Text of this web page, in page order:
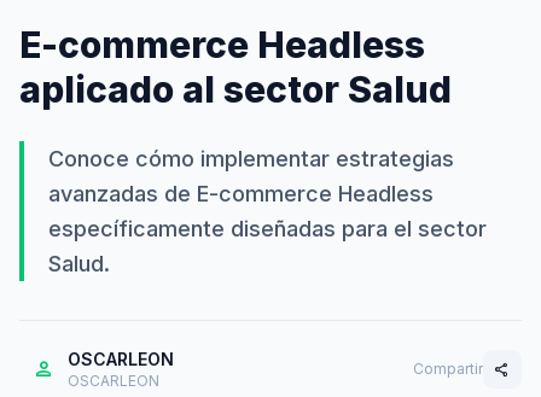
E-commerce Headless
aplicado al sector Salud
Conoce cómo implementar estrategias
avanzadas de E-commerce Headless
específicamente diseñadas para el sector
Salud.
person OSCARLEON
OSCARLEON
Compartir share